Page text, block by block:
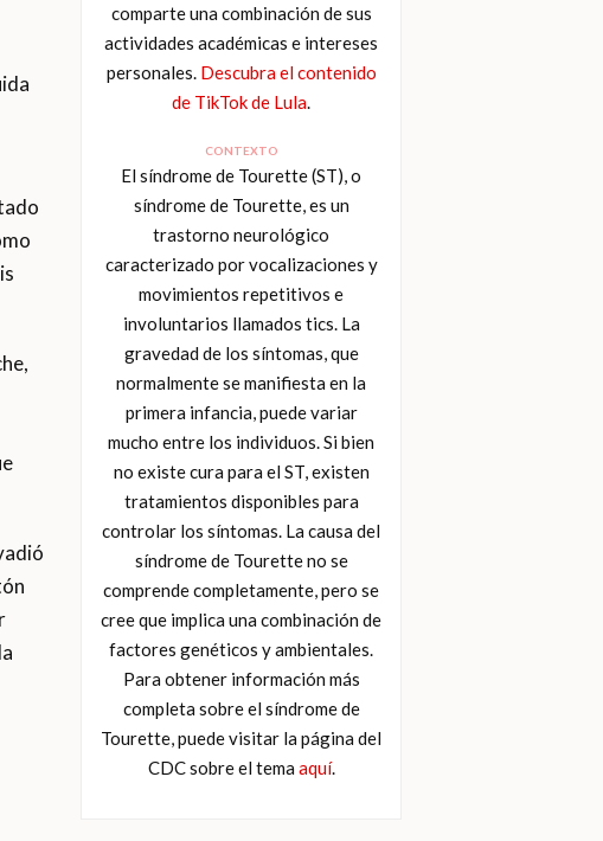
comparte una combinación de sus
actividades académicas e intereses
personales. Descubra el contenido
de TikTok de Lula.
CONTEXTO
El síndrome de Tourette (ST), o
síndrome de Tourette, es un
trastorno neurológico
caracterizado por vocalizaciones y
movimientos repetitivos e
involuntarios llamados tics. La
gravedad de los síntomas, que
normalmente se manifiesta en la
primera infancia, puede variar
mucho entre los individuos. Si bien
no existe cura para el ST, existen
tratamientos disponibles para
controlar los síntomas. La causa del
síndrome de Tourette no se
comprende completamente, pero se
cree que implica una combinación de
factores genéticos y ambientales.
Para obtener información más
completa sobre el síndrome de
Tourette, puede visitar la página del
CDC sobre el tema aquí.